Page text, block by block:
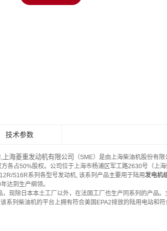
技术参数
上海菱重发动机有限公司
（SME）是由上海柴油机股份有
各占50%股权。公司位于上海市杨浦区军工路2630号（上海
S16R系列各型号发动机, 该系列产品主要用于陆用发电机
达到生产纲领。
现除日本本土工厂以外，在法国工厂也生产同系列的产品。
系列柴油机的平台上拥有符合美国EPA2排放的陆用电站和